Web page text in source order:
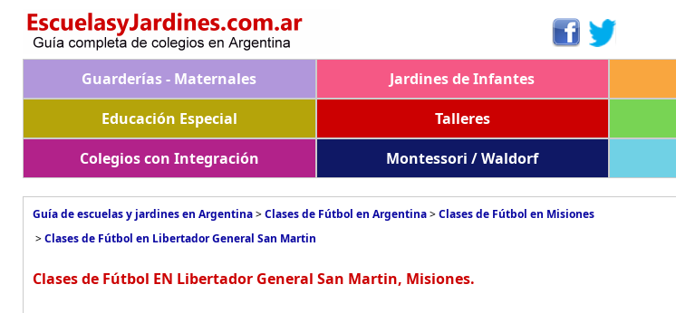
Guarderías - Maternales Jardines de Infantes
Educación Especial
Talleres
Colegios con Integración
Montessori / Waldorf
Guía de escuelas y jardines en Argentina>Clases de Fútbol en Argentina>Clases de Fútbol en Misiones
>Clases de Fútbol en Libertador General San Martin
Clases de Fútbol EN Libertador General San Martin, Misiones.